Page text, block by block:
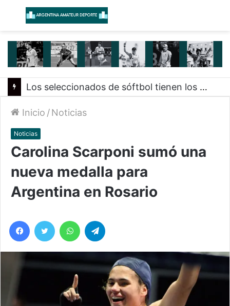
Menú
Los seleccionados de sóftbol tienen los convocados para los Juegos Suramericanos 2026
Inicio /Noticias
Noticias
Carolina Scarponi sumó una
nueva medalla para
Argentina en Rosario
Facebook
Twitter WhatsApp